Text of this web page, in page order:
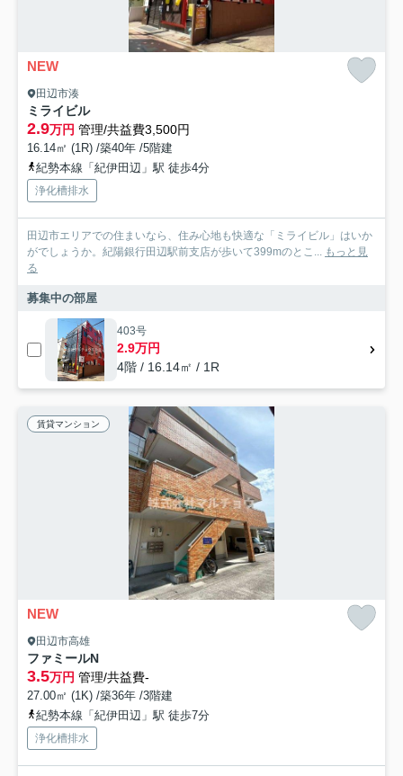
NEW
田辺市湊
ミライビル
2.9万円 管理/共益費3,500円
16.14㎡ (1R) /築40年 /5階建
紀勢本線「紀伊田辺」駅 徒歩4分
浄化槽排水
田辺市エリアでの住まいなら、住み心地も快適な「ミライビル」はいか
がでしょうか。紀陽銀行田辺駅前支店が歩いて399mのとこ... もっと見
る
募集中の部屋
403号
2.9万円
4階 / 16.14㎡ / 1R
賃貸マンション
NEW
田辺市高雄
ファミールN
3.5万円 管理/共益費-
27.00㎡ (1K) /築36年 /3階建
紀勢本線「紀伊田辺」駅 徒歩7分
浄化槽排水